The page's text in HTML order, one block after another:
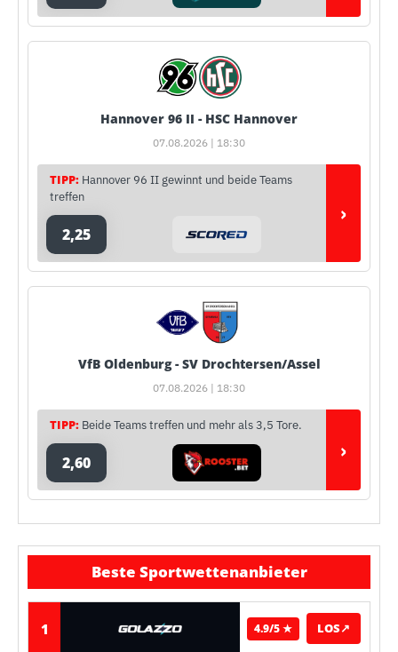
Hannover 96 II - HSC Hannover
07.08.2026 | 18:30
TIPP: Hannover 96 II gewinnt und beide Teams
treffen
2,25
›
VfB Oldenburg - SV Drochtersen/Assel
07.08.2026 | 18:30
TIPP: Beide Teams treffen und mehr als 3,5 Tore.
2,60 ›
Beste Sportwettenanbieter
1 4.9/5 ★ LOS↗